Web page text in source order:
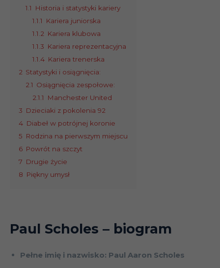
1.1
Historia i statystyki kariery
1.1.1
Kariera juniorska
1.1.2 Kariera klubowa
1.1.3 Kariera reprezentacyjna
1.1.4 Kariera trenerska
2 Statystyki i osiągnięcia:
2.1 Osiągnięcia zespołowe:
2.1.1
Manchester United
3 Dzieciaki z pokolenia 92
4 Diabeł w potrójnej koronie
5 Rodzina na pierwszym miejscu
6 Powrót na szczyt
7 Drugie życie
8 Piękny umysł
Paul Scholes – biogram
Pełne imię i nazwisko: Paul Aaron Scholes